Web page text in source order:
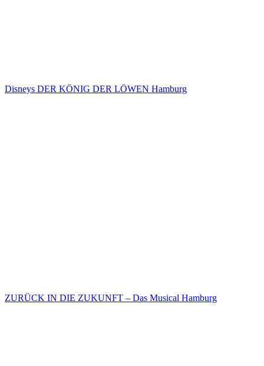
Disneys DER KÖNIG DER LÖWEN Hamburg
ZURÜCK IN DIE ZUKUNFT – Das Musical Hamburg